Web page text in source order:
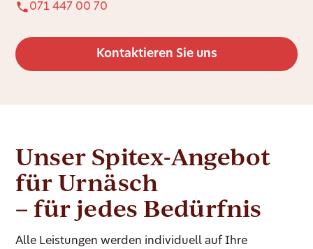
071 447 00 70
Kontaktieren Sie uns
Unser Spitex-Angebot
für Urnäsch
– für jedes Bedürfnis
Alle Leistungen werden individuell auf Ihre